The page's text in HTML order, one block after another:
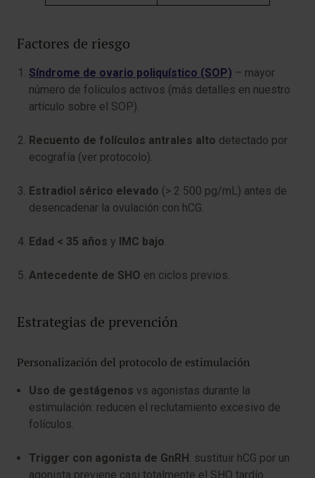
Factores de riesgo
Síndrome de ovario poliquístico (SOP) – mayor
número de folículos activos (más detalles en nuestro
artículo sobre el SOP).
Recuento de folículos antrales alto detectado por
ecografía (ver protocolo).
Estradiol sérico elevado (> 2 500 pg/mL) antes de
desencadenar la ovulación con hCG.
Edad < 35 años y IMC bajo.
Antecedente de SHO en ciclos previos.
Estrategias de prevención
Personalización del protocolo de estimulación
Uso de gestágenos vs agonistas durante la
estimulación: reducen el reclutamiento excesivo de
folículos.
Trigger con agonista de GnRH : sustituir hCG por un
agonista previene casi totalmente el SHO tardío.